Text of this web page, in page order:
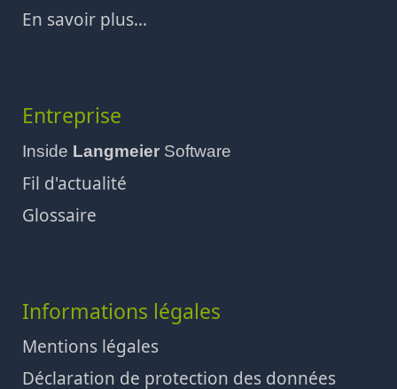
En savoir plus...
Entreprise
Inside Langmeier Software
Fil d'actualité
Glossaire
Informations légales
Mentions légales
Déclaration de protection des données